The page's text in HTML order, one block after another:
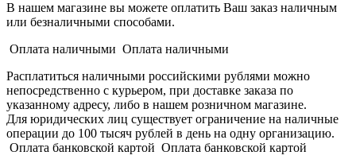
В нашем магазине вы можете оплатить Ваш заказ наличным
или безналичными способами.
Оплата наличными Оплата наличными
Расплатиться наличными российскими рублями можно
непосредственно с курьером, при доставке заказа по
указанному адресу, либо в нашем розничном магазине.
Для юридических лиц существует ограничение на наличные
операции до 100 тысяч рублей в день на одну организацию.
Оплата банковской картой Оплата банковской картой